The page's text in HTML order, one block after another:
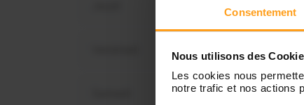
Consentement
Nous utilisons des
Les cookies nous
notre trafic et nos actions